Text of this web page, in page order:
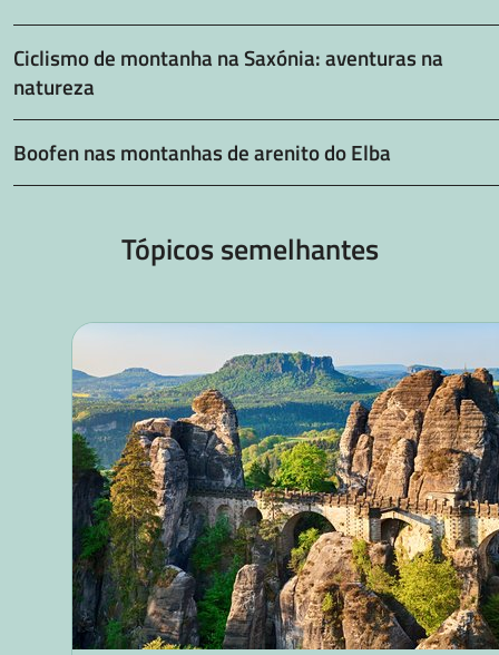
Ciclismo de montanha na Saxónia: aventuras na
natureza
Boofen nas montanhas de arenito do Elba
Tópicos semelhantes